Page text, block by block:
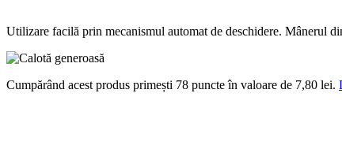
Utilizare facilă prin mecanismul automat de deschidere. Mânerul
Cumpărând acest produs primești 78 puncte în valoare de 7,80 lei.